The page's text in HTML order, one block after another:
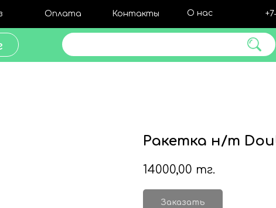
Оплата Контакты О нас
Ракетка н/т
14000,00 тг.
Заказать